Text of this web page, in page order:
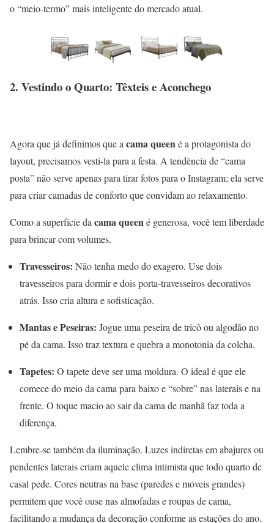
o “meio-termo” mais inteligente do mercado atual.
2. Vestindo o Quarto: Têxteis e Aconchego
Agora que já definimos que a cama queené a protagonista do
layout, precisamos vesti-la para a festa. A tendência de “cama
posta” não serve apenas para tirar fotos para o Instagram; ela serve
para criar camadas de conforto que convidam ao relaxamento.
Como a superfície da cama queené generosa, você tem liberdade
para brincar com volumes.
Travesseiros: Não tenha medo do exagero. Use dois
travesseiros para dormir e dois porta-travesseiros decorativos
atrás. Isso cria altura e sofisticação.
Mantas e Peseiras: Jogue uma peseira de tricô ou algodão no
pé da cama. Isso traz textura e quebra a monotonia da colcha.
Tapetes: O tapete deve ser uma moldura. O ideal é que ele
comece do meio da cama para baixo e “sobre” nas laterais e na
frente. O toque macio ao sair da cama de manhã faz toda a
diferença.
Lembre-se também da iluminação. Luzes indiretas em abajures ou
pendentes laterais criam aquele clima intimista que todo quarto de
casal pede. Cores neutras na base (paredes e móveis grandes)
permitem que você ouse nas almofadas e roupas de cama,
facilitando a mudança da decoração conforme as estações do ano.